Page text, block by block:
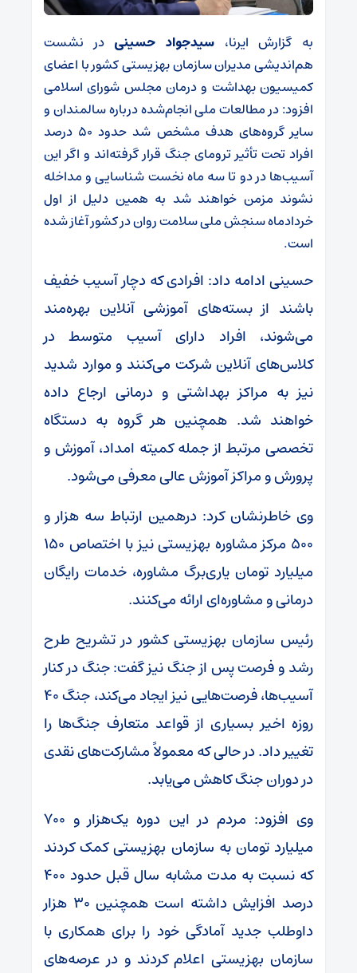
به گزارش ایرنا، سیدجواد حسینی در نشست
هم‌اندیشی مدیران سازمان بهزیستی کشور با اعضای
کمیسیون بهداشت و درمان مجلس شورای اسلامی
افزود: در مطالعات ملی انجام‌شده درباره سالمندان و
سایر گروه‌های هدف مشخص شد حدود ۵۰ درصد
افراد تحت تأثیر ترومای جنگ قرار گرفته‌اند و اگر این
آسیب‌ها در دو تا سه ماه نخست شناسایی و مداخله
نشوند مزمن خواهند شد به همین دلیل از اول
خردادماه سنجش ملی سلامت روان در کشور آغاز شده
است.
حسینی ادامه داد: افرادی که دچار آسیب خفیف
باشند از بسته‌های آموزشی آنلاین بهره‌مند
می‌شوند، افراد دارای آسیب متوسط در
کلاس‌های آنلاین شرکت می‌کنند و موارد شدید
نیز به مراکز بهداشتی و درمانی ارجاع داده
خواهند شد. همچنین هر گروه به دستگاه
تخصصی مرتبط از جمله کمیته امداد، آموزش و
پرورش و مراکز آموزش عالی معرفی می‌شود.
وی خاطرنشان کرد: درهمین ارتباط سه هزار و
۵۰۰ مرکز مشاوره بهزیستی نیز با اختصاص ۱۵۰
میلیارد تومان یاری‌برگ مشاوره، خدمات رایگان
درمانی و مشاوره‌ای ارائه می‌کنند.
رئیس سازمان بهزیستی کشور در تشریح طرح
رشد و فرصت پس از جنگ نیز گفت: جنگ در کنار
آسیب‌ها، فرصت‌هایی نیز ایجاد می‌کند، جنگ ۴۰
روزه اخیر بسیاری از قواعد متعارف جنگ‌ها را
تغییر داد. در حالی که معمولاً مشارکت‌های نقدی
در دوران جنگ کاهش می‌یابد.
وی افزود: مردم در این دوره یک‌هزار و ۷۰۰
میلیارد تومان به سازمان بهزیستی کمک کردند
که نسبت به مدت مشابه سال قبل حدود ۴۰۰
درصد افزایش داشته است همچنین ۳۰ هزار
داوطلب جدید آمادگی خود را برای همکاری با
سازمان بهزیستی اعلام کردند و در عرصه‌های